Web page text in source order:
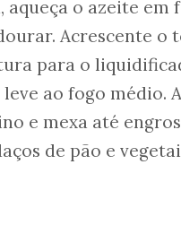
aqueça o azeite
Acrescente o
para o
ao fogo médio.
e mexa até
de pão e